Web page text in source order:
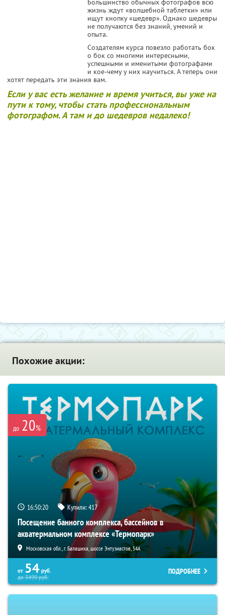
Большинство обычных фотографов всю
жизнь ждут «волшебной таблетки» или
ищут кнопку «шедевр». Однако шедевры
не получаются без знаний, умений и
опыта.
Создателям курса повезло работать бок
о бок со многими интересными,
успешными и именитыми фотографами
и кое-чему у них научиться. А теперь они
хотят передать эти знания вам.
Если у вас есть желание и время учиться, вы уже на
пути к тому, чтобы стать профессиональным
фотографом. А там и до шедевров недалеко!
Похожие акции:
до 20%
16:50:19 Купили:417
Посещение банного комплекса, бассейнов в
акватермальном комплексе «Термопарк»
Московская обл., г. Балашиха, шоссе Энтузиастов, 54А
от 54 руб.
до3490руб.
ПОДРОБНЕЕ